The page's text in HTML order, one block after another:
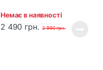
Немає в наявності
2 490 грн. 2 990грн.